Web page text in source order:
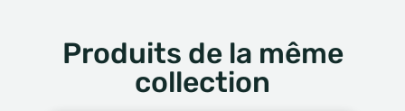
Produits de la même
collection